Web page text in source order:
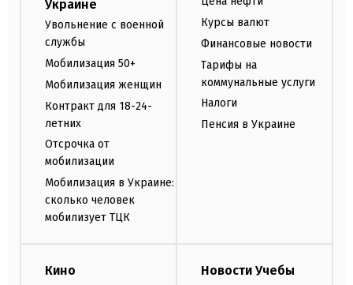
Украине
Увольнение с военной
службы
Мобилизация 50+
Мобилизация женщин
Контракт для 18-24-
летних
Отсрочка от
мобилизации
Мобилизация в Украине:
сколько человек
мобилизует ТЦК
Курсы валют
Финансовые новости
Тарифы на
коммунальные услуги
Налоги
Пенсия в Украине
Кино Новости Учебы